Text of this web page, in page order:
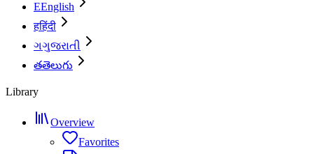
EEnglish
हहिंदी
ગગુજરાતી
తతెలుగు
Library
Overview
Favorites